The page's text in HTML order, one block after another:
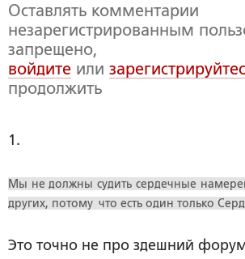
Оставлять комментарии
незарегистрированным
запрещено,
войдите или
продолжить
1.
Мы не должны судить сердечные
других, потому что есть один только
Это точно не про здешний